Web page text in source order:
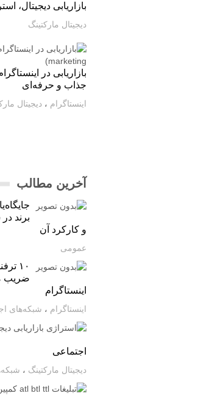
بازاریابی دیجیتال،
دیجیتال مارکتینگ
بازاریابی در
جذاب و حرفه‌ای
اینستاگرام ، دیجیتال
آخرین مطالب
برند
و کارکرد آن
عمومی
۱۰
ضریب
اینستاگرام
اینستاگرام ، شبکه‌های
اجتماعی
دیجیتال مارکتینگ ،